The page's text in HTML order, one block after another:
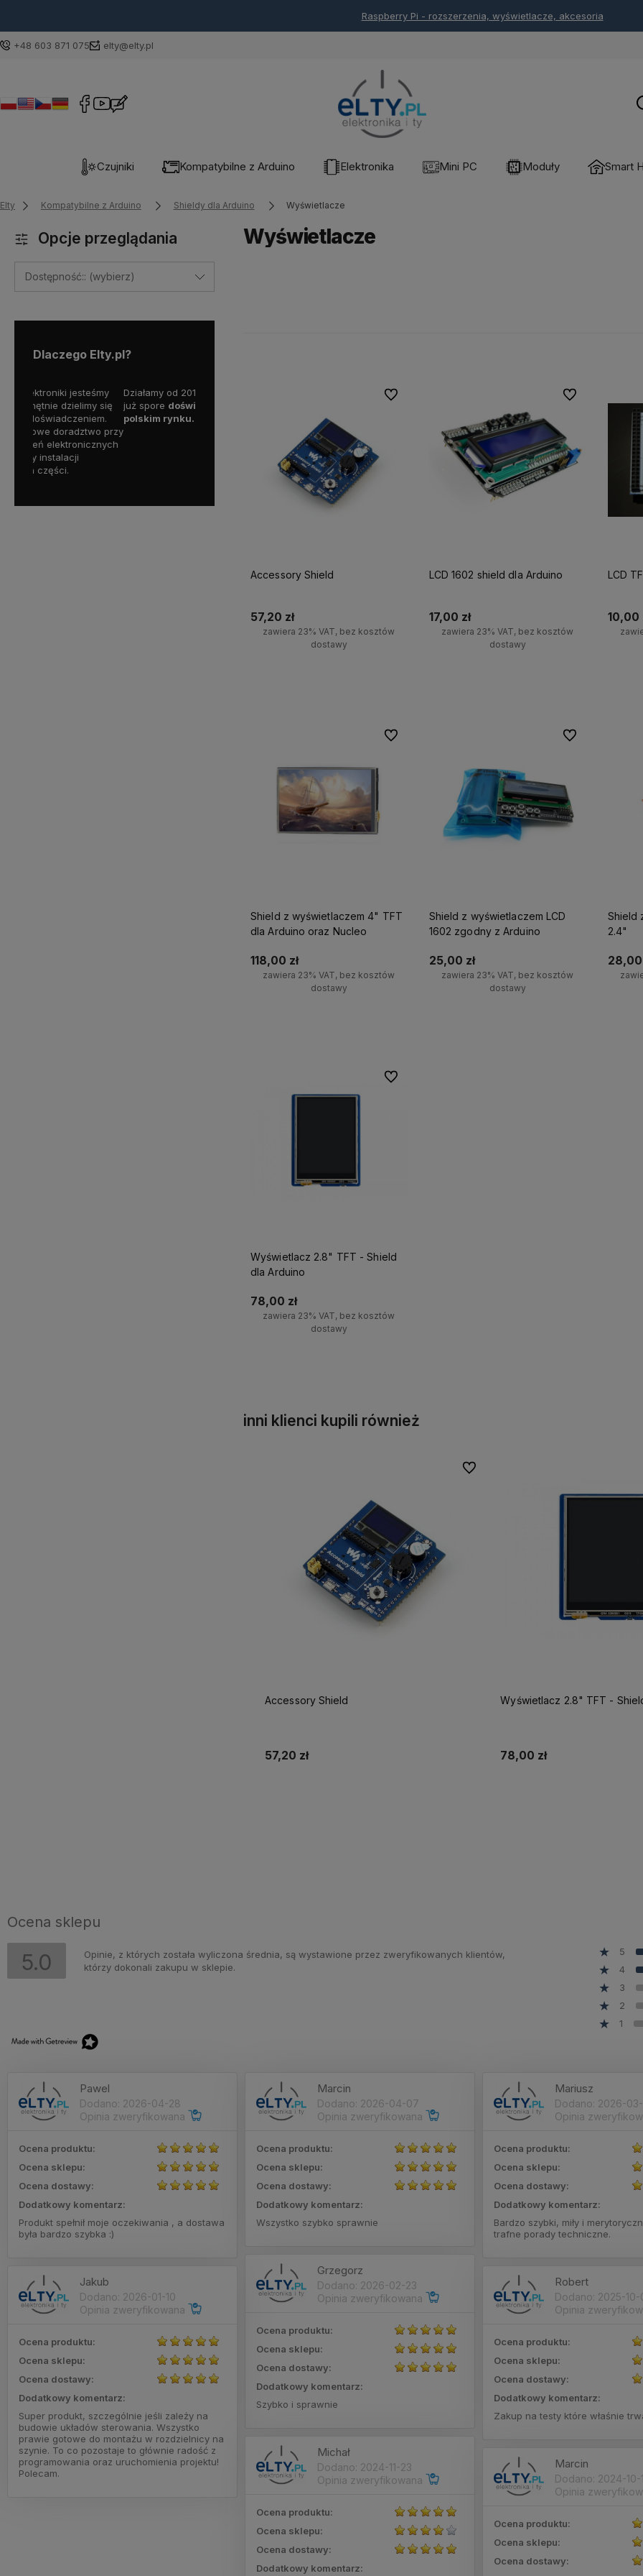
+48 603 871 075 elty@elty.pl
Czujniki Kompatybilne z Arduino Elektronika Mini PC Moduły Smart
Elty Kompatybilne z Arduino Shieldy dla Arduino Wyświetlacze
Opcje przeglądania
Dostępność:: (wybierz)
Dlaczego Elty.pl?
Działamy od 2011 roku, mamy więc
już sporedoświadczenie na
polskim rynku.
liczyć na ekspresową dostawę!
W dziedzinie elektroniki jesteśmy
swoją wiedzą i doświadczeniem.
Oferujemy fachowe doradztwo przy
wyborze urządzeń elektronicznych
oraz pomoc przy instalacji
poszczególnych części.
Działamy od 2011 roku,
doświadczenie
polskim rynku.
Wyświetlacze
Accessory Shield
57,20 zł
zawiera 23% VAT, bez kosztów
dostawy
Do ulubionych
LCD 1602 shield dla Arduino
17,00 zł
zawiera 23% VAT, bez kosztów
dostawy
Do ulubionych
LCD
10,00
Shield z wyświetlaczem 4" TFT
dla Arduino oraz Nucleo
118,00 zł
zawiera 23% VAT, bez kosztów
dostawy
Do ulubionych
Shield z wyświetlaczem LCD
1602 zgodny z Arduino
25,00 zł
zawiera 23% VAT, bez kosztów
dostawy
Do ulubionych
Shield
2.4"
28,00
Wyświetlacz 2.8" TFT - Shield
dla Arduino
78,00 zł
zawiera 23% VAT, bez kosztów
dostawy
Do ulubionych
inni klienci kupili również
Accessory Shield
57,20 zł
Do ulubionych
Wyświetlacz 2.8" TFT -
78,00 zł
Ocena sklepu
5.0
Opinie, z których została wyliczona średnia, są wystawione przez zweryfikowanych klientów,
którzy dokonali zakupu w sklepie.
5
4
3
2
1
Pawel
Dodano: 2026-04-28
Opinia zweryfikowana
Ocena produktu:
Ocena sklepu:
Ocena dostawy:
Dodatkowy komentarz:
Produkt spełnił moje oczekiwania , a dostawa
była bardzo szybka :)
Marcin
Dodano: 2026-04-07
Opinia zweryfikowana
Ocena produktu:
Ocena sklepu:
Ocena dostawy:
Dodatkowy komentarz:
Wszystko szybko sprawnie
Mariusz
Dodano: 2026-03-
Opinia
Ocena produktu:
Ocena sklepu:
Ocena dostawy:
Dodatkowy komentarz:
Bardzo szybki, miły i
trafne porady techniczne.
Grzegorz
Dodano: 2026-02-23
Opinia zweryfikowana
Ocena produktu:
Ocena sklepu:
Ocena dostawy:
Dodatkowy komentarz:
Szybko i sprawnie
Jakub
Dodano: 2026-01-10
Opinia zweryfikowana
Ocena produktu:
Ocena sklepu:
Ocena dostawy:
Dodatkowy komentarz:
Super produkt, szczególnie jeśli zależy na
budowie układów sterowania. Wszystko
prawie gotowe do montażu w rozdzielnicy na
szynie. To co pozostaje to głównie radość z
programowania oraz uruchomienia projektu!
Polecam.
Robert
Dodano: 2025-10-
Opinia
Ocena produktu:
Ocena sklepu:
Ocena dostawy:
Dodatkowy komentarz:
Zakup na testy które właśnie
Michał
Dodano: 2024-11-23
Opinia zweryfikowana
Ocena produktu:
Ocena sklepu:
Ocena dostawy:
Dodatkowy komentarz:
Marcin
Dodano: 2024-10-
Opinia
Ocena produktu:
Ocena sklepu:
Ocena dostawy: